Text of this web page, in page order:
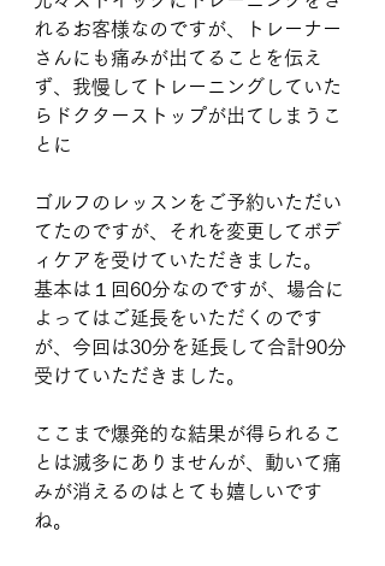
れるお客様なのですが、トレーナー
さんにも痛みが出てることを伝え
ず、我慢してトレーニングしていた
らドクターストップが出てしまうこ
とに
ゴルフのレッスンをご予約いただい
てたのですが、それを変更してボデ
ィケアを受けていただきました。
基本は１回60分なのですが、場合に
よってはご延長をいただくのです
が、今回は30分を延長して合計90分
受けていただきました。
ここまで爆発的な結果が得られるこ
とは滅多にありませんが、動いて痛
みが消えるのはとても嬉しいです
ね。